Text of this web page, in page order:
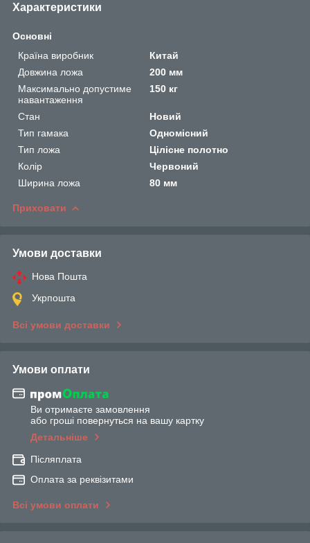
Характеристики
Основні
Країна виробник
Китай
Довжина ложа
200 мм
Максимально допустиме
навантаження
150 кг
Стан
Новий
Тип гамака
Одномісний
Тип ложа
Цілісне полотно
Колір
Червоний
Ширина ложа
80 мм
Приховати
Умови доставки
Нова Пошта
Укрпошта
Всі умови доставки
Умови оплати
Ви отримаєте замовлення
або гроші повернуться на вашу картку
Детальніше
Післяплата
Оплата за реквізитами
Всі умови оплати